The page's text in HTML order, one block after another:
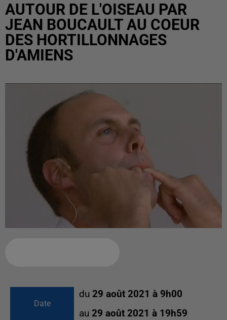
AUTOUR DE L'OISEAU PAR
JEAN BOUCAULT AU COEUR
DES HORTILLONNAGES
D'AMIENS
Date
du 29 août 2021 à 9h00
au 29 août 2021 à 19h59